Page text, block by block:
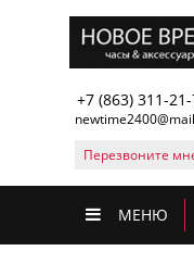
+7 (863) 311-
Перезвоните
МЕНЮ